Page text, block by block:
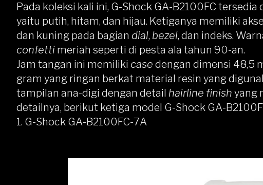
Pada koleksi kali ini, G-Shock GA-B2100FC
yaitu putih, hitam, dan hijau. Ketiganya memiliki
dan kuning pada bagian dial, bezel, dan indeks.
confetti meriah seperti di pesta ala tahun 90-an.
Jam tangan ini memiliki case dengan dimensi 48,5
gram yang ringan berkat material resin yang
tampilan ana-digi dengan detail hairline finish yang
detailnya, berikut ketiga model G-Shock GA-
1. G-Shock GA-B2100FC-7A